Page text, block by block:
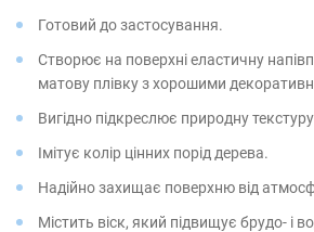
Готовий до застосування.
Створює на поверхні еластичну
матову плівку з хорошими
Вигідно підкреслює природну
Імітує колір цінних порід дерева.
Надійно захищає поверхню від
Містить віск, який підвищує брудо- і